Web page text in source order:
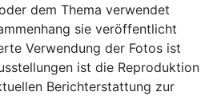
dem Thema verwendet
sie veröffentlicht
Verwendung der Fotos ist
ist die Reproduktion
Berichterstattung zur